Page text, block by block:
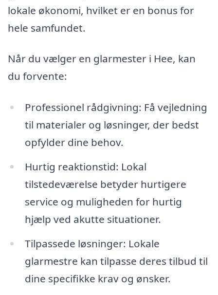
lokale økonomi, hvilket er en bonus for
hele samfundet.
Når du vælger en glarmester i Hee, kan
du forvente:
Professionel rådgivning: Få vejledning
til materialer og løsninger, der bedst
opfylder dine behov.
Hurtig reaktionstid: Lokal
tilstedeværelse betyder hurtigere
service og muligheden for hurtig
hjælp ved akutte situationer.
Tilpassede løsninger: Lokale
glarmestre kan tilpasse deres tilbud til
dine specifikke krav og ønsker.